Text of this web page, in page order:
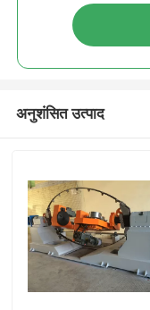
अनुशंसित उत्पाद